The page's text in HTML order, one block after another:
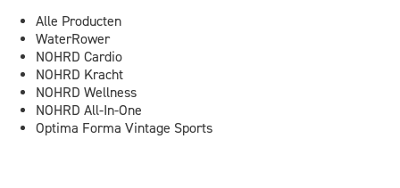
Alle Producten
WaterRower
NOHRD Cardio
NOHRD Kracht
NOHRD Wellness
NOHRD All-In-One
Optima Forma Vintage Sports